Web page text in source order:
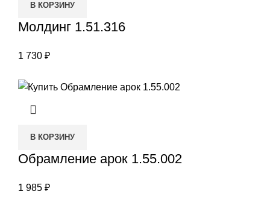
В КОРЗИНУ
Молдинг 1.51.316
1 730 ₽
В КОРЗИНУ
Обрамление арок 1.55.002
1 985 ₽